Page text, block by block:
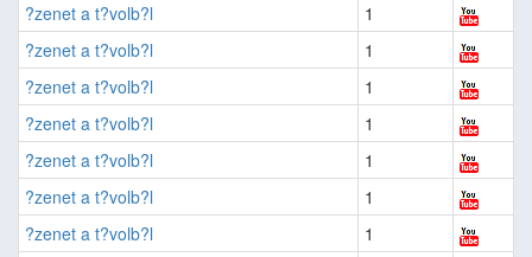
?zenet a t?volb?l
1
?zenet a t?volb?l
1
?zenet a t?volb?l
1
?zenet a t?volb?l
1
?zenet a t?volb?l
1
?zenet a t?volb?l
1
?zenet a t?volb?l
1